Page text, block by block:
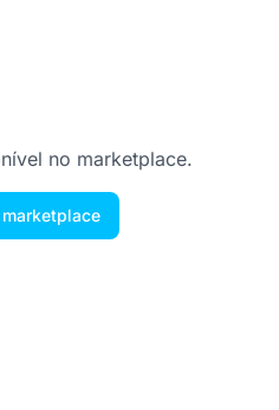
no marketplace.